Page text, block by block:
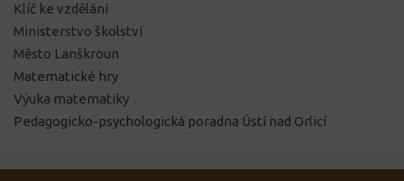
Klíč ke vzdělání
Ministerstvo školství
Město Lanškroun
Matematické hry
Výuka matematiky
Pedagogicko-psychologická poradna Ústí nad Orlicí